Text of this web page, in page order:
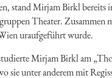
stand Mirjam Birkl bereits
Theater. Zusammen
uraufgeführt wurde.
Mirjam Birkl am
sie unter anderem mit